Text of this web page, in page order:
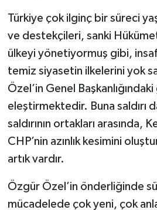
Türkiye çok ilginç bir süreci
ve destekçileri, sanki
ülkeyi yönetiyormuş gibi,
temiz siyasetin ilkelerini yok
Özel’in Genel
eleştirmektedir. Buna saldırı
saldırının ortakları arasında,
CHP’nin azınlık kesimini
artık vardır.
Özgür Özel’in önderliğinde
mücadelede çok yeni, çok